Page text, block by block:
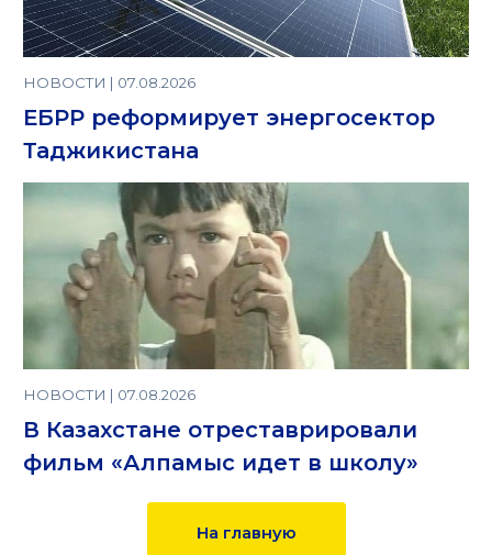
НОВОСТИ | 07.08.2026
ЕБРР реформирует энергосектор
Таджикистана
НОВОСТИ | 07.08.2026
В Казахстане отреставрировали
фильм «Алпамыс идет в школу»
На главную